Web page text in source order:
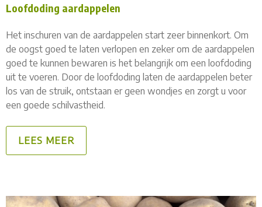
Loofdoding aardappelen
Het inschuren van de aardappelen start zeer binnenkort. Om
de oogst goed te laten verlopen en zeker om de aardappelen
goed te kunnen bewaren is het belangrijk om een loofdoding
uit te voeren. Door de loofdoding laten de aardappelen beter
los van de struik, ontstaan er geen wondjes en zorgt u voor
een goede schilvastheid.
LEES MEER